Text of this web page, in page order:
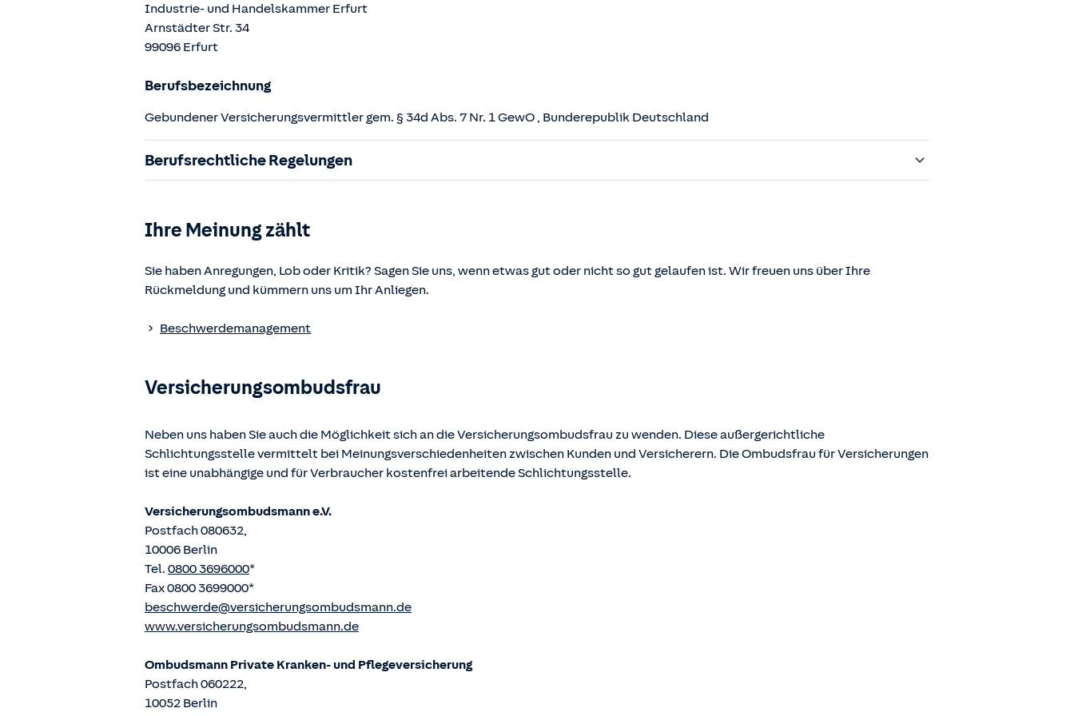
Industrie- und Handelskammer Erfurt
Arnstädter Str. 34
99096 Erfurt
Berufsbezeichnung
Gebundener Versicherungsvermittler gem. § 34d Abs. 7 Nr. 1 GewO , Bunderepublik Deutschland
Berufsrechtliche Regelungen
§§ 59 – 68 Gesetz über den Versicherungsvertrag (VVG)
§ 48b Versicherungsaufsichtsgesetz (VAG)
Verordnung über die Versicherungsvermittlung und -beratung (VersVermV)
www.gesetze-im-internet.de
Ihre Meinung zählt
Sie haben Anregungen, Lob oder Kritik? Sagen Sie uns, wenn etwas gut oder nicht so gut gelaufen ist. Wir freuen uns über Ihre
Rückmeldung und kümmern uns um Ihr Anliegen.
Beschwerdemanagement
Versicherungsombudsfrau
Neben uns haben Sie auch die Möglichkeit sich an die Versicherungsombudsfrau zu wenden. Diese außergerichtliche
Schlichtungsstelle vermittelt bei Meinungsverschiedenheiten zwischen Kunden und Versicherern. Die Ombudsfrau für Versicherungen
ist eine unabhängige und für Verbraucher kostenfrei arbeitende Schlichtungsstelle.
Versicherungsombudsmann e.V.
Postfach 080632,
10006 Berlin
Tel. 0800 3696000*
Fax 0800 3699000*
beschwerde@versicherungsombudsmann.de
www.versicherungsombudsmann.de
Ombudsmann Private Kranken- und Pflege­versicherung
Postfach 060222,
10052 Berlin